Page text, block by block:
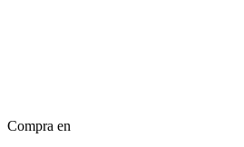
Compra en